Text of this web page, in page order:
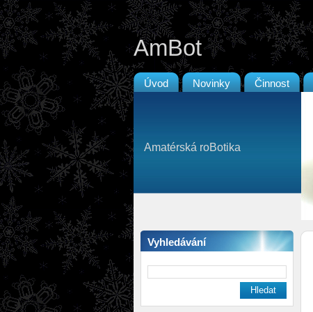
AmBot
Úvod Novinky Činnost
Amatérská roBotika
Vyhledávání